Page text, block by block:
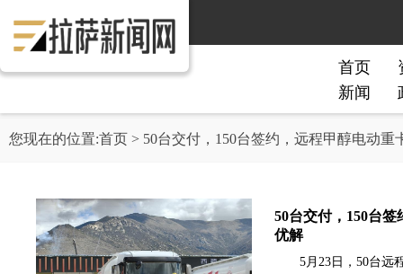
首页
新闻
您现在的位置:首页 > 50台交付，150台签约，远程甲醇电动
50台交付，150台
优解
5月23日，50台远